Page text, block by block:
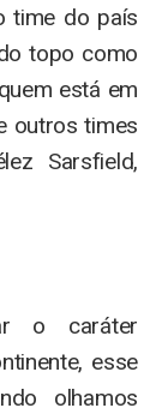
time do país
topo como
está em
outros times
Sarsfield,
o caráter
esse
olhamos